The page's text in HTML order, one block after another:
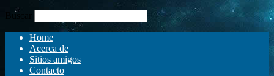
Buscar
Home
Acerca de
Sitios amigos
Contacto